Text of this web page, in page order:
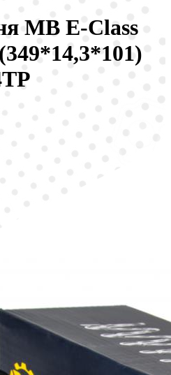
MB E-Class